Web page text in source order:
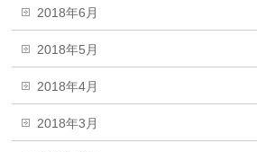
2018年6月
2018年5月
2018年4月
2018年3月